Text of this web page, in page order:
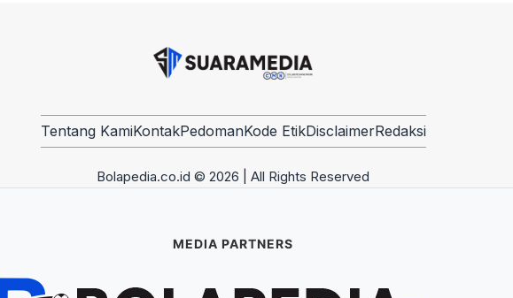
Tentang KamiKontakPedomanKode EtikDisclaimerRedaksi
Bolapedia.co.id © 2026 | All Rights Reserved
MEDIA PARTNERS